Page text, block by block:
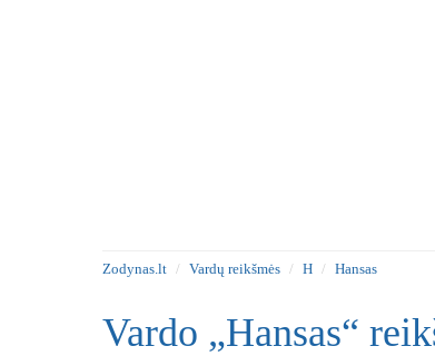
Zodynas.lt Vardų reikšmės H Hansas
Vardo „Hansas“